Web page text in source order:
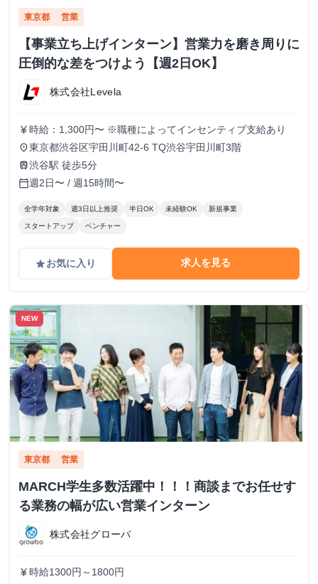
東京都 営業
【事業立ち上げインターン】営業力を磨き周りに
圧倒的な差をつけよう【週2日OK】
株式会社Levela
currency_yen 時給：1,300円〜 ※職種によってインセンティブ支給あり
place東京都渋谷区宇田川町42-6 TQ渋谷宇田川町3階
train渋谷駅 徒歩5分
calendar_today週2日〜 / 週15時間〜
全学年対象 週3日以上推奨 半日OK 未経験OK 新規事業
スタートアップ ベンチャー
gradeお気に入り 求人を見る
NEW
東京都 営業
MARCH学生多数活躍中！！！商談までお任せす
る業務の幅が広い営業インターン
株式会社グローバ
currency_yen 時給1300円～1800円